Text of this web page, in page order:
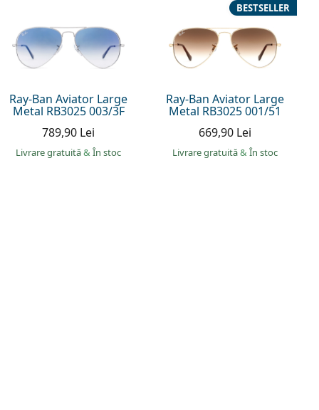
Ray-Ban Aviator Large
Metal RB3025 003/3F
789,90 Lei
Livrare gratuită& În stoc
Ray-Ban Aviator Large
Metal RB3025 001/51
BESTSELLER
669,90 Lei
Livrare gratuită& În stoc